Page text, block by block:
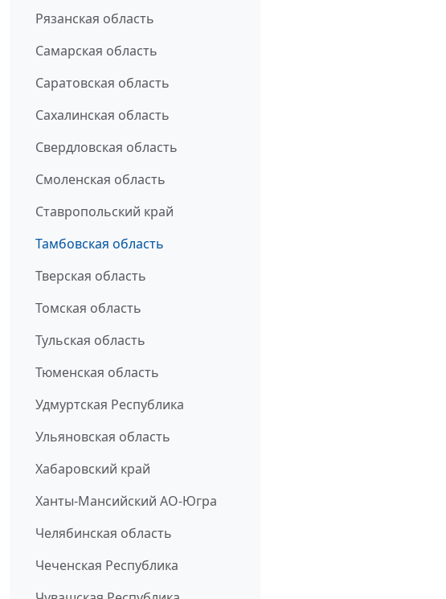
Рязанская область
Самарская область
Саратовская область
Сахалинская область
Свердловская область
Смоленская область
Ставропольский край
Тамбовская область
Тверская область
Томская область
Тульская область
Тюменская область
Удмуртская Республика
Ульяновская область
Хабаровский край
Ханты-Мансийский АО-Югра
Челябинская область
Чеченская Республика